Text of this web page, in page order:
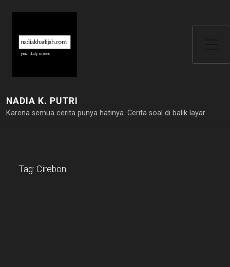
NADIA K. PUTRI
Karena semua cerita punya hatinya. Cerita soal di balik layar
Tag: Cirebon